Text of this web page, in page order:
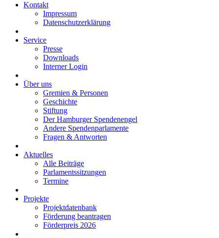
Kontakt
Impressum
Datenschutzerklärung
Service
Presse
Downloads
Interner Login
Über uns
Gremien & Personen
Geschichte
Stiftung
Der Hamburger Spendenengel
Andere Spendenparlamente
Fragen & Antworten
Aktuelles
Alle Beiträge
Parlamentssitzungen
Termine
Projekte
Projektdatenbank
Förderung beantragen
Förderpreis 2026